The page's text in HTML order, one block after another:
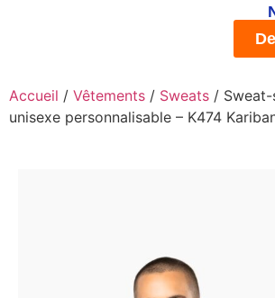
Accueil / Vêtements / Sweats /
unisexe personnalisable – K474